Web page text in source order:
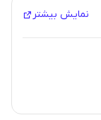
نمایش بیشتر